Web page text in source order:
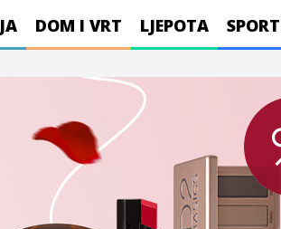
DOM I VRT LJEPOTA SPORT